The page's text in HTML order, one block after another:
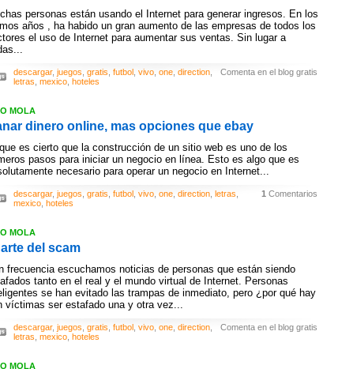
personas están usando el Internet para generar ingresos. En los
años , ha habido un gran aumento de las empresas de todos los
el uso de Internet para aumentar sus ventas. Sin lugar a
Comenta en el blog gratis
descargar, juegos gratis futbol vivo one direction
letras mexico hoteles
MOLA
dinero online, mas opciones que ebay
es cierto que la construcción de un sitio web es uno de los
pasos para iniciar un negocio en línea. Esto es algo que es
necesario para operar un negocio en Internet...
1 Comentarios
descargar, juegos gratis futbol vivo one direction letras
mexico hoteles
MOLA
arte del scam
frecuencia escuchamos noticias de personas que están siendo
tanto en el real y el mundo virtual de Internet. Personas
se han evitado las trampas de inmediato, pero ¿por qué hay
víctimas ser estafado una y otra vez...
Comenta en el blog gratis
descargar, juegos gratis futbol vivo one direction
letras mexico hoteles
MOLA